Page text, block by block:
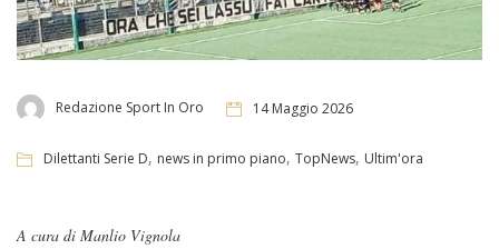
Redazione Sport In Oro 14 Maggio 2026
Dilettanti Serie D, news in primo piano, TopNews, Ultim'ora
A cura di Manlio Vignola